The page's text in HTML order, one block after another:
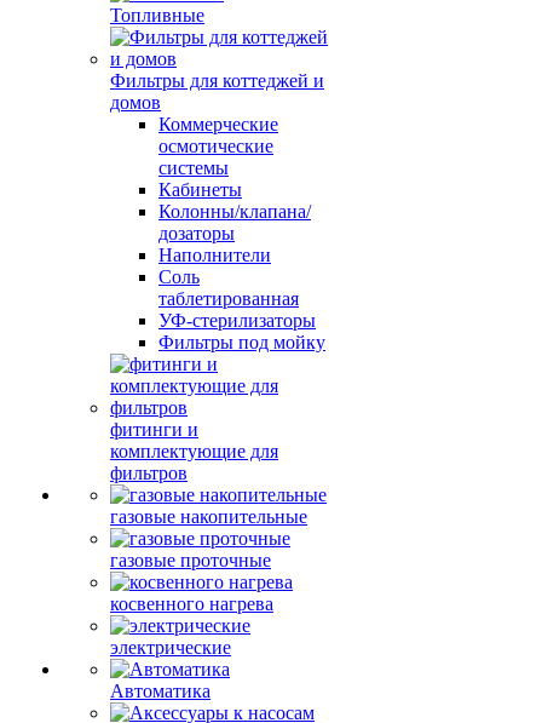
Топливные
Фильтры для коттеджей и
домов
Коммерческие
осмотические
системы
Кабинеты
Колонны/клапана/
дозаторы
Наполнители
Соль
таблетированная
УФ-стерилизаторы
Фильтры под мойку
фитинги и
комплектующие для
фильтров
газовые накопительные
газовые проточные
косвенного нагрева
электрические
Автоматика